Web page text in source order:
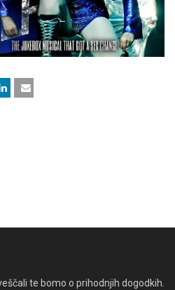
te bomo o prihodnjih dogodkih.